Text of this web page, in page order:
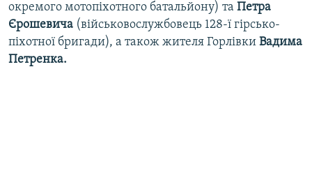
окремого мотопіхотного батальйону) та Петра
Єрошевича (військовослужбовець 128-ї гірсько-
піхотної бригади), а також жителя Горлівки Вадима
Петренка.